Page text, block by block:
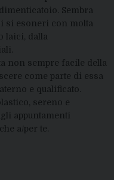
Sembra
si esoneri con molta
laici, dalla
non sempre facile della
come parte di essa
e qualificato.
sereno e
appuntamenti
a/per te.